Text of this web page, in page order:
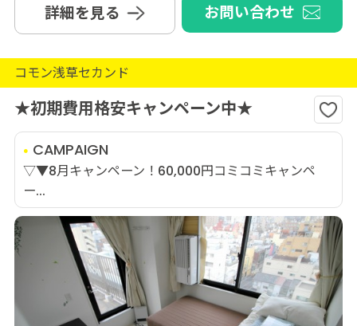
詳細を見る お問い合わせ
コモン浅草セカンド
★初期費用格安キャンペーン中★
CAMPAIGN
▽▼8月キャンペーン！60,000円コミコミキャンペ
ー...